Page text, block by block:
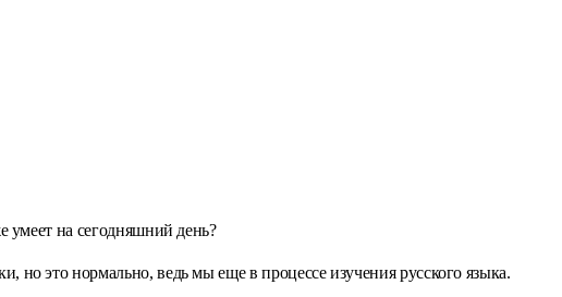
умеет на сегодняшний день?
но это нормально, ведь мы еще в процессе изучения русского языка.